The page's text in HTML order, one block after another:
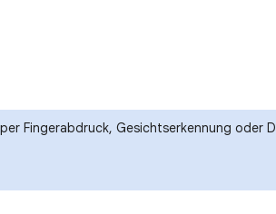
Fingerabdruck, Gesichtserkennung oder